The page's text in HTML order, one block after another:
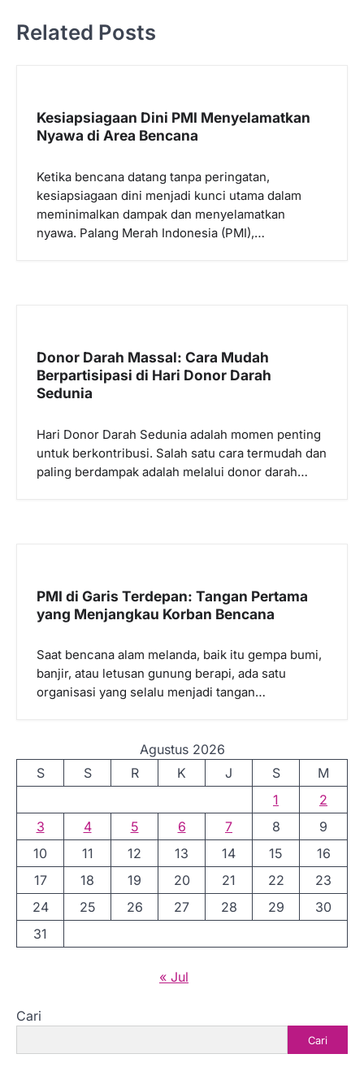
a
Related Posts
Kesiapsiagaan Dini PMI Menyelamatkan
Nyawa di Area Bencana
Ketika bencana datang tanpa peringatan,
kesiapsiagaan dini menjadi kunci utama dalam
meminimalkan dampak dan menyelamatkan
nyawa. Palang Merah Indonesia (PMI),…
Donor Darah Massal: Cara Mudah
Berpartisipasi di Hari Donor Darah
Sedunia
Hari Donor Darah Sedunia adalah momen penting
untuk berkontribusi. Salah satu cara termudah dan
paling berdampak adalah melalui donor darah…
PMI di Garis Terdepan: Tangan Pertama
yang Menjangkau Korban Bencana
Saat bencana alam melanda, baik itu gempa bumi,
banjir, atau letusan gunung berapi, ada satu
organisasi yang selalu menjadi tangan…
Agustus 2026
S
S R K J S
M
1
2
3
4 5 6 7 8
9
10
11 12 13 14 15
16
17
18 19 20 21 22
23
24
25 26 27 28 29
30
31
« Jul
Cari
Cari